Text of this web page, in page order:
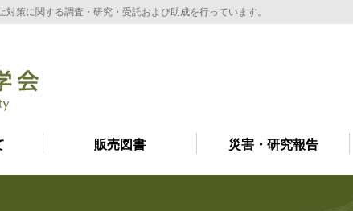
策に関する調査・研究・受託および助成を行っています。
販売図書 災害・研究報告